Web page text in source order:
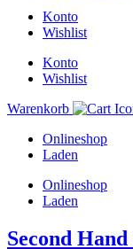
Skip
Konto
Wishlist
Konto
Wishlist
Warenkorb
Onlineshop
Laden
Onlineshop
Laden
Second